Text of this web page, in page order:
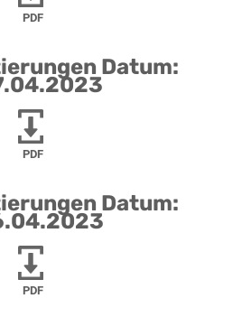
PDF
Datum:
PDF
Datum:
PDF